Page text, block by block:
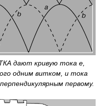
дают кривую тока е,
одним витком, и тока
первому.